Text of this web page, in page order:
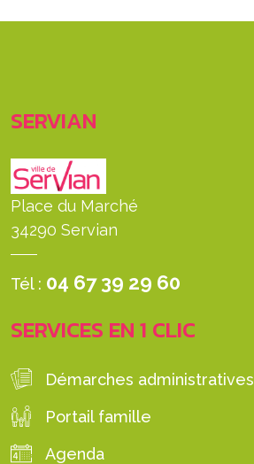
SERVIAN
Place du Marché
34290 Servian
Tél : 04 67 39 29 60
SERVICES EN 1 CLIC
Démarches administratives
Portail famille
Agenda